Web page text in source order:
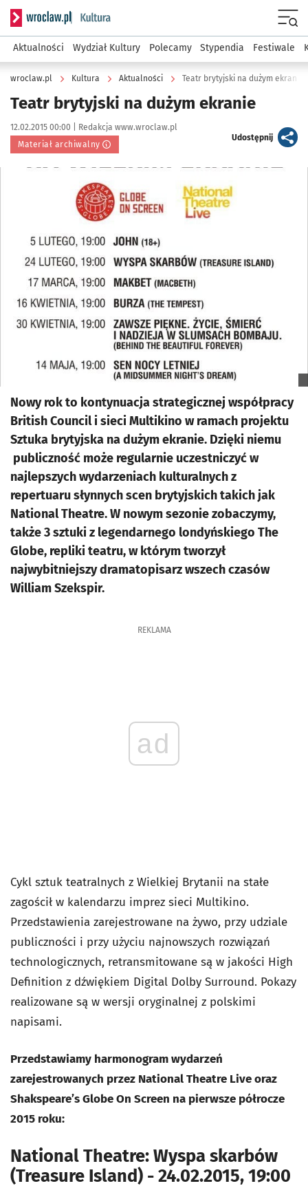
Serwis informacyjny wroclaw.pl podserwis: Kultura
Aktualności Wydział Kultury Polecamy Stypendia Festiwale
wroclaw.pl Kultura Aktualności Teatr brytyjski na dużym ekranie
Teatr brytyjski na dużym ekranie
Data publikacji:
12.02.2015 00:00 | Autor:
Redakcja www.wroclaw.pl
Materiał archiwalny
Udostępnijartykuł
Nowy rok to kontynuacja strategicznej współpracy
British Council i sieci Multikino w ramach projektu
Sztuka brytyjska na dużym ekranie. Dzięki niemu
publiczność może regularnie uczestniczyć w
najlepszych wydarzeniach kulturalnych z
repertuaru słynnych scen brytyjskich takich jak
National Theatre. W nowym sezonie zobaczymy,
także 3 sztuki z legendarnego londyńskiego The
Globe, repliki teatru, w którym tworzył
najwybitniejszy dramatopisarz wszech czasów
William Szekspir.
REKLAMA
ad
Cykl sztuk teatralnych z Wielkiej Brytanii na stałe
zagościł w kalendarzu imprez sieci Multikino.
Przedstawienia zarejestrowane na żywo, przy udziale
publiczności i przy użyciu najnowszych rozwiązań
technologicznych, retransmitowane są w jakości High
Definition z dźwiękiem Digital Dolby Surround. Pokazy
realizowane są w wersji oryginalnej z polskimi
napisami.
Przedstawiamy harmonogram wydarzeń
zarejestrowanych przez National Theatre Live oraz
Shakspeare’s Globe On Screen na pierwsze półrocze
2015 roku:
National Theatre: Wyspa skarbów
(Treasure Island) - 24.02.2015, 19:00